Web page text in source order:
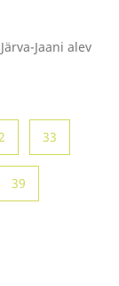
Jaani alev
33
39